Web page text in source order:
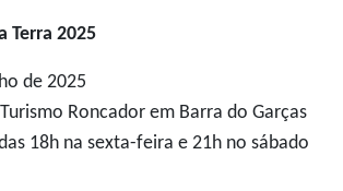
Terra 2025
de 2025
Roncador em Barra do Garças
18h na sexta-feira e 21h no sábado